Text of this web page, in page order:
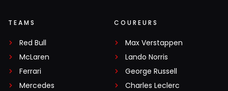
TEAMS
Red Bull
McLaren
Ferrari
Mercedes
COUREURS
Max Verstappen
Lando Norris
George Russell
Charles Leclerc